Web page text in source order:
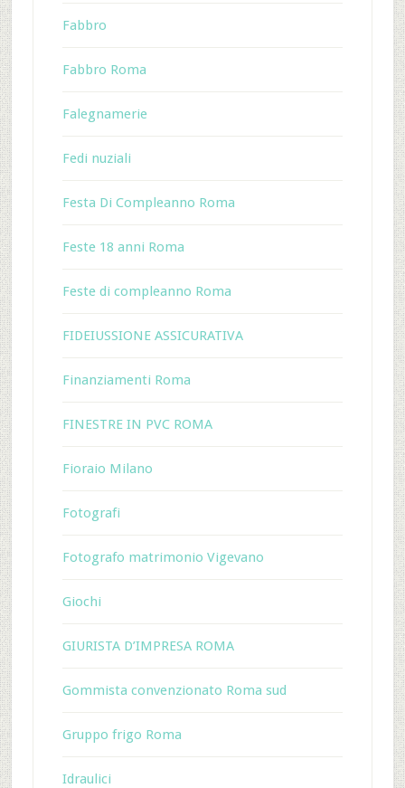
Fabbro
Fabbro Roma
Falegnamerie
Fedi nuziali
Festa Di Compleanno Roma
Feste 18 anni Roma
Feste di compleanno Roma
FIDEIUSSIONE ASSICURATIVA
Finanziamenti Roma
FINESTRE IN PVC ROMA
Fioraio Milano
Fotografi
Fotografo matrimonio Vigevano
Giochi
GIURISTA D’IMPRESA ROMA
Gommista convenzionato Roma sud
Gruppo frigo Roma
Idraulici